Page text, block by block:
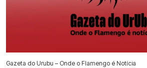
Gazeta do Urubu – Onde o Flamengo é Notícia